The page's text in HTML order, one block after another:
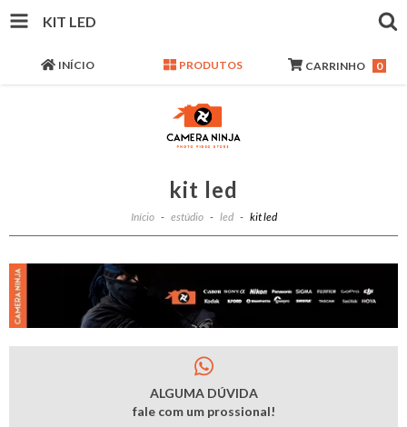
KIT LED
INÍCIO PRODUTOS CARRINHO 0
kit led
Início - estúdio - led - kit led
ALGUMA DÚVIDA
fale com um prossional!